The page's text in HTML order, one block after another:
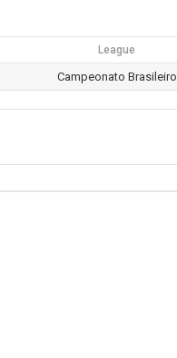
League
Campeonato Brasileiro